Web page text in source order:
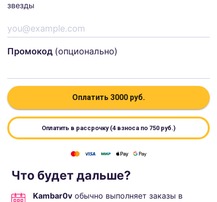
звезды
Промокод (опционально)
Оплатить 3000 руб.
Оплатить в рассрочку (4 взноса по 750руб.)
Что будет дальше?
Kambar0v обычно выполняет заказы в